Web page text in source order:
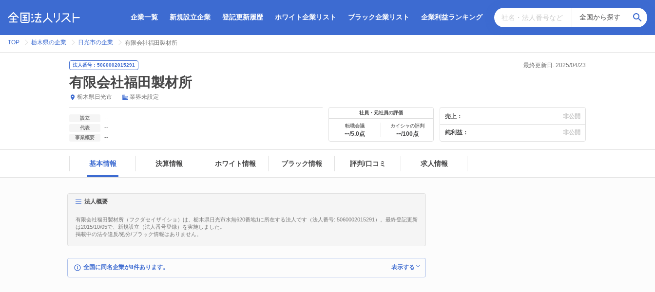
企業一覧 新規設立企業 登記更新履歴 ホワイト企業リスト ブラック企業リスト 企業利益ランキング
TOP 栃木県の企業 日光市の企業 有限会社福田製材所
法人番号：5060002015291 最終更新日: 2025/04/23
有限会社福田製材所
栃木県日光市 業界未設定
設立 --
代表 --
事業概要 --
社員・元社員の評価
転職会議
--/5.0点
カイシャの評判
--/100点
売上： 非公開
純利益： 非公開
基本情報 決算情報 ホワイト情報 ブラック情報 評判/口コミ 求人情報
法人概要
有限会社福田製材所（フクダセイザイショ）は、栃木県日光市水無620番地1に所在する法人です（法人番号: 5060002015291）。最終登記更新
は2015/10/05で、新規設立（法人番号登録）を実施しました。
掲載中の法令違反/処分/ブラック情報はありません。
全国に同名企業が8件あります。 表示する